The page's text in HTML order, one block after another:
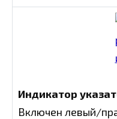
Индикатор
Включен левый/